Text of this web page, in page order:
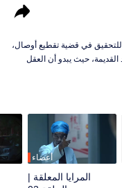
في قضية تقطيع أوصال،
حيث يبدو أن العقل
أعضاء
المرايا المعلقة |